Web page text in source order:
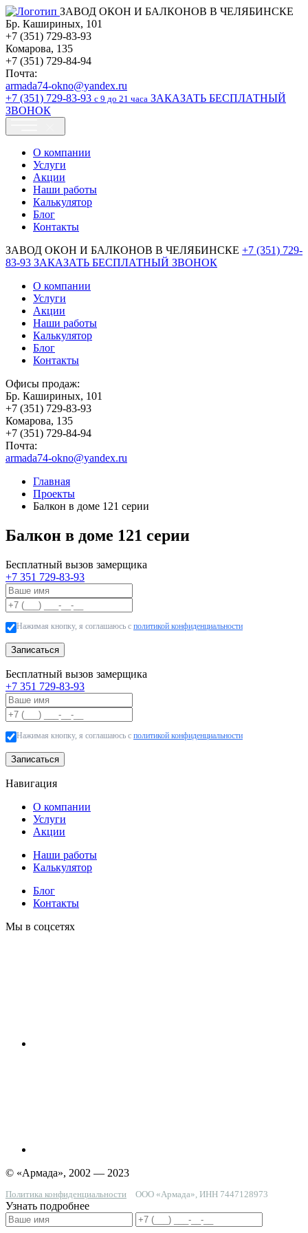
ЗАВОД ОКОН И БАЛКОНОВ В ЧЕЛЯБИНСКЕ
Бр. Кашириных, 101
+7 (351) 729-83-93
Комарова, 135
+7 (351) 729-84-94
Почта:
armada74-okno@yandex.ru
+7 (351) 729-83-93 c 9 до 21 часа ЗАКАЗАТЬ БЕСПЛАТНЫЙ
ЗВОНОК
О компании
Услуги
Акции
Наши работы
Калькулятор
Блог
Контакты
ЗАВОД ОКОН И БАЛКОНОВ В ЧЕЛЯБИНСКЕ +7 (351) 729-
83-93 ЗАКАЗАТЬ БЕСПЛАТНЫЙ ЗВОНОК
О компании
Услуги
Акции
Наши работы
Калькулятор
Блог
Контакты
Офисы продаж:
Бр. Кашириных, 101
+7 (351) 729-83-93
Комарова, 135
+7 (351) 729-84-94
Почта:
armada74-okno@yandex.ru
Главная
Проекты
Балкон в доме 121 серии
Балкон в доме 121 серии
Бесплатный вызов замерщика
+7 351 729-83-93
Нажимая кнопку, я соглашаюсь с политикой конфиденциальности
Записаться
Бесплатный вызов замерщика
+7 351 729-83-93
Нажимая кнопку, я соглашаюсь с политикой конфиденциальности
Записаться
Навигация
О компании
Услуги
Акции
Наши работы
Калькулятор
Блог
Контакты
Мы в соцсетях
© «Армада», 2002 — 2023
Политика конфиденциальности ООО «Армада», ИНН 7447128973
Узнать подробнее